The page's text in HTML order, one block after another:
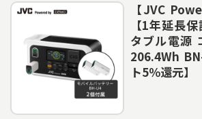
【JVC
【1年延長
タブル電源
206.4Wh
ト5％還元】